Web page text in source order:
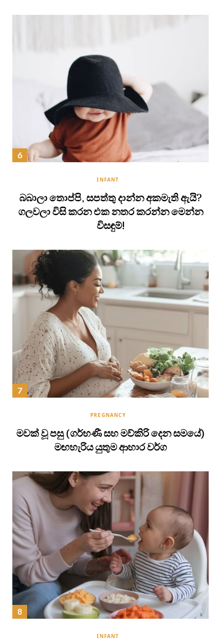
INFANT
බබාලා තොප්පි, සපත්තු දාන්න අකමැති ඇයි?
ගලවලා විසි කරන එක නතර කරන්න මෙන්න
විසඳුම්!
PREGNANCY
මවක් වූ පසු (ගර්භණී සහ මව්කිරි දෙන සමයේ)
මඟහැරිය යුතුම ආහාර වර්ග
INFANT